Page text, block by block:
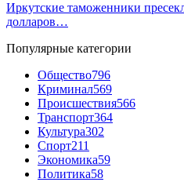
Иркутские таможенники
долларов…
Популярные категории
Общество796
Криминал569
Происшествия566
Транспорт364
Культура302
Спорт211
Экономика59
Политика58